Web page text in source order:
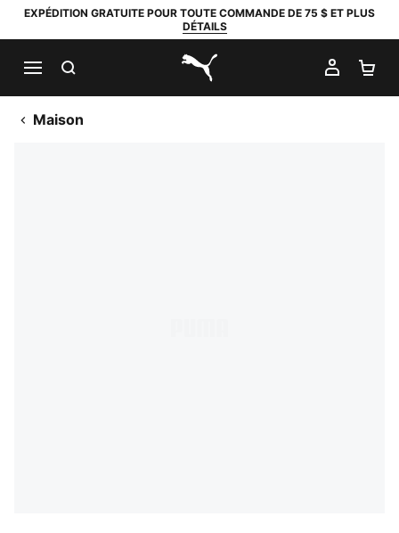
EXPÉDITION GRATUITE POUR TOUTE COMMANDE DE 75 $ ET PLUS
DÉTAILS
PUMA.com
MON
Maison